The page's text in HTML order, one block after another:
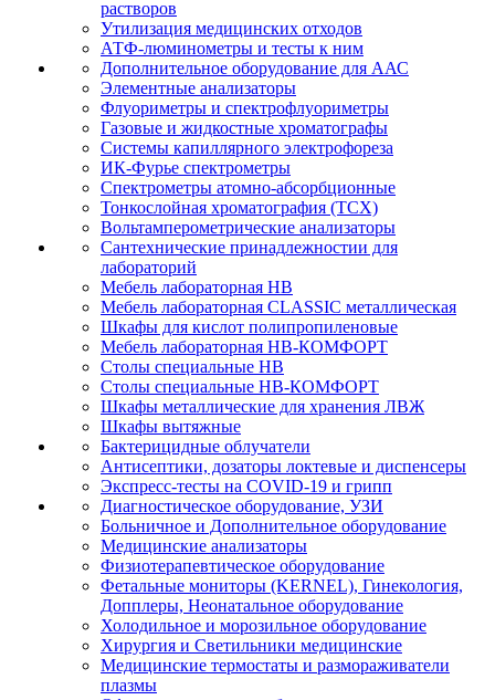
растворов
Утилизация медицинских отходов
АТФ-люминометры и тесты к ним
Дополнительное оборудование для ААС
Элементные анализаторы
Флуориметры и спектрофлуориметры
Газовые и жидкостные хроматографы
Системы капиллярного электрофореза
ИК-Фурье спектрометры
Спектрометры атомно-абсорбционные
Тонкослойная хроматография (ТСХ)
Вольтамперометрические анализаторы
Сантехнические принадлежностии для
лабораторий
Мебель лабораторная НВ
Мебель лабораторная CLASSIC металлическая
Шкафы для кислот полипропиленовые
Мебель лабораторная НВ-КОМФОРТ
Столы специальные НВ
Столы специальные НВ-КОМФОРТ
Шкафы металлические для хранения ЛВЖ
Шкафы вытяжные
Бактерицидные облучатели
Антисептики, дозаторы локтевые и диспенсеры
Экспресс-тесты на COVID-19 и грипп
Диагностическое оборудование, УЗИ
Больничное и Дополнительное оборудование
Медицинские анализаторы
Физиотерапевтическое оборудование
Фетальные мониторы (KERNEL), Гинекология,
Допплеры, Неонатальное оборудование
Холодильное и морозильное оборудование
Хирургия и Светильники медицинские
Медицинские термостаты и размораживатели
плазмы